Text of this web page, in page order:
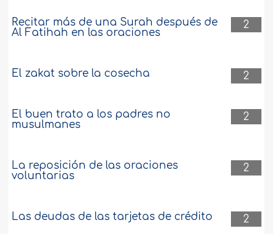
2
Recitar más de una Surah después de
Al Fatihah en las oraciones
2
El zakat sobre la cosecha
2
El buen trato a los padres no
musulmanes
2
La reposición de las oraciones
voluntarias
2
Las deudas de las tarjetas de crédito